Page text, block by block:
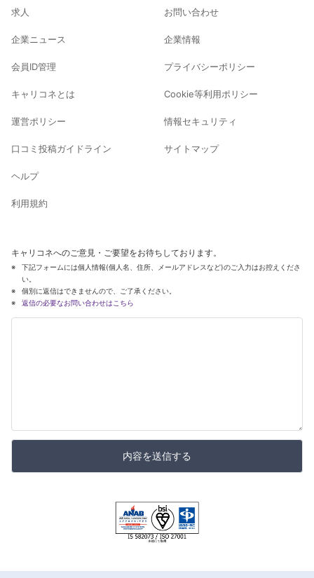
求人
企業ニュース
会員ID管理
キャリコネとは
運営ポリシー
口コミ投稿ガイドライン
ヘルプ
利用規約
お問い合わせ
企業情報
プライバシーポリシー
Cookie等利用ポリシー
情報セキュリティ
サイトマップ
キャリコネへのご意見・ご要望をお待ちしております。
下記フォームには個人情報(個人名、住所、メールアドレスなど)のご入力はお控えくださ
い。
個別に返信はできませんので、ご了承ください。
返信の必要なお問い合わせはこちら
内容を送信する